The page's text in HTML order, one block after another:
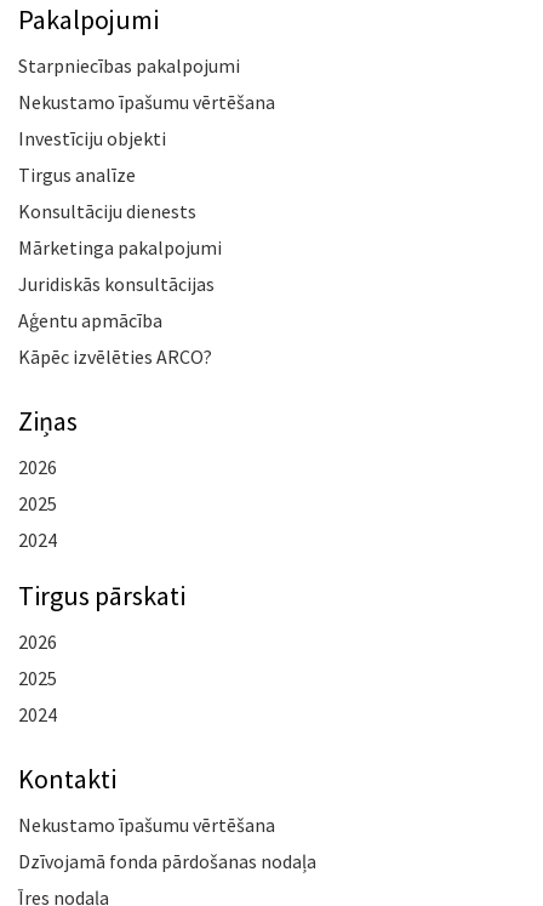
Pakalpojumi
Starpniecības pakalpojumi
Nekustamo īpašumu vērtēšana
Investīciju objekti
Tirgus analīze
Konsultāciju dienests
Mārketinga pakalpojumi
Juridiskās konsultācijas
Aģentu apmācība
Kāpēc izvēlēties ARCO?
Ziņas
2026
2025
2024
Tirgus pārskati
2026
2025
2024
Kontakti
Nekustamo īpašumu vērtēšana
Dzīvojamā fonda pārdošanas nodaļa
Īres nodaļa